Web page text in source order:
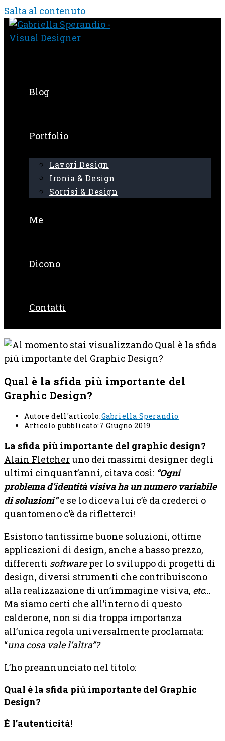
Salta al contenuto
Blog
Portfolio
Lavori Design
Ironia & Design
Sorrisi & Design
Me
Dicono
Contatti
Qual è la sfida più importante del
Graphic Design?
Autore dell'articolo:Gabriella Sperandio
Articolo pubblicato:7 Giugno 2019
La sfida più importante del graphic design?
Alain Fletcheruno dei massimi designer degli
ultimi cinquant’anni, citava così: “Ogni
problema d’identità visiva ha un numero variabile
di soluzioni”e se lo diceva lui c’è da crederci o
quantomeno c’è da rifletterci!
Esistono tantissime buone soluzioni, ottime
applicazioni di design, anche a basso prezzo,
differenti softwareper lo sviluppo di progetti di
design, diversi strumenti che contribuiscono
alla realizzazione di un’immagine visiva, etc…
Ma siamo certi che all’interno di questo
calderone, non si dia troppa importanza
all’unica regola universalmente proclamata:
“una cosa vale l’altra”?
L’ho preannunciato nel titolo:
Qual è la sfida più importante del Graphic
Design?
È l’autenticità!